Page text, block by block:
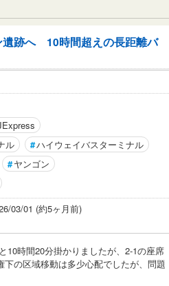
遺跡へ 10時間超えの長距離バ
ル #ハイウェイバスターミナル
#ヤンゴン
03/01 (約5ヶ月前)
10時間20分掛かりましたが、2-1の座席
の区域移動は多少心配でしたが、問題